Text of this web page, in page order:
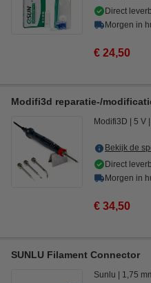
Direct
Morgen in
€ 24,50
Modifi3d reparatie-/
Modifi3D 5 V
Bekijk de
Direct
Morgen in
€ 34,50
SUNLU Filament Connector
Sunlu 1,75